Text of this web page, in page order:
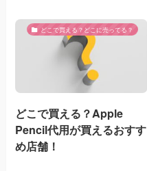
どこで買える？どこに売ってる？
どこで買える？Apple
Pencil代用が買えるおすす
め店舗！